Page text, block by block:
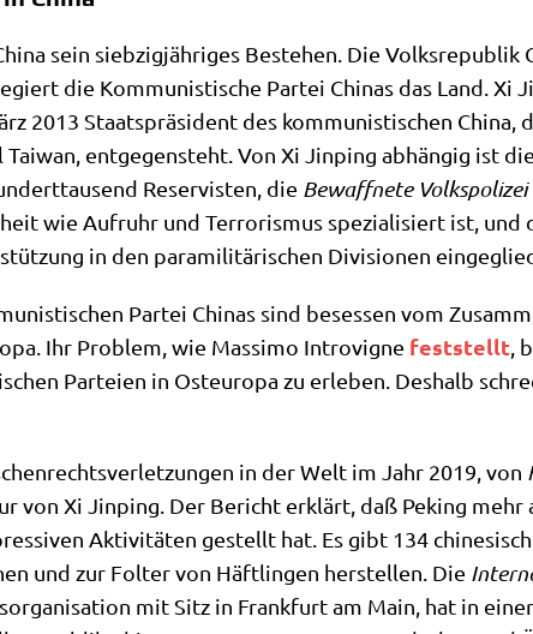
sein sieb­zig­jäh­ri­ges Bestehen. Die Volks­re­pu­blik
die Kom­mu­ni­sti­sche Par­tei Chi­nas das Land. Xi
2013 Staats­prä­si­dent des kom­mu­ni­sti­schen Chi­na,
ent­ge­gen­steht. Von Xi Jin­ping abhän­gig ist die
Reser­vi­sten, die Bewaff­ne­te Volks­po­li­zei
wie Auf­ruhr und Ter­ro­ris­mus spe­zia­li­siert ist, und
in den para­mi­li­tä­ri­schen Divi­sio­nen
Par­tei Chi­nas sind beses­sen vom
Ihr Pro­blem, wie Mas­si­mo Intro­vi­gne fest­stellt ,
Par­tei­en in Ost­eu­ro­pa zu erle­ben. Des­halb
in der Welt im Jahr 2019, von
von Xi Jin­ping. Der Bericht erklärt, daß Peking mehr
Akti­vi­tä­ten gestellt hat. Es gibt 134
und zur Fol­ter von Häft­lin­gen her­stel­len. Die
mit Sitz in Frank­furt am Main, hat in